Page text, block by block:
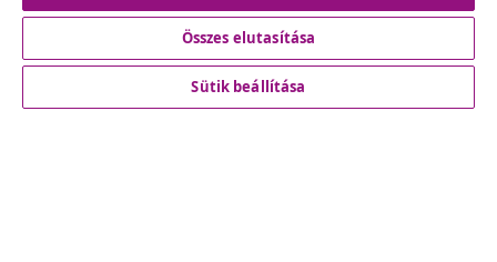
Ügyfélszolgálat
Összes elutasítása
Sütik beállítása